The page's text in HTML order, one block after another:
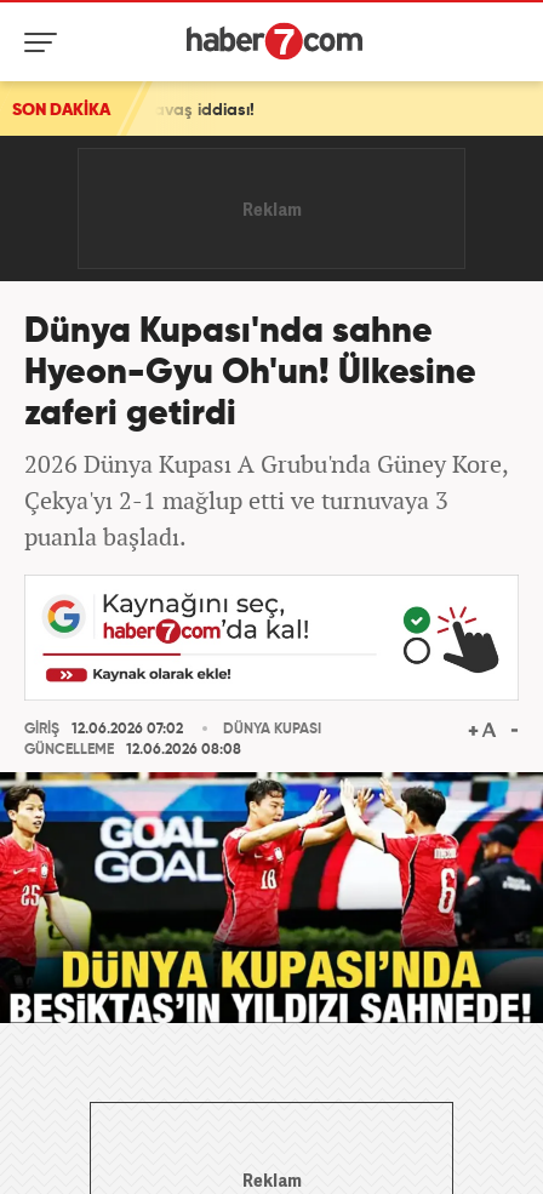
SON DAKİKA
iddiası!
Dünya Kupası'nda sahne
Hyeon-Gyu Oh'un! Ülkesine
zaferi getirdi
2026 Dünya Kupası A Grubu'nda Güney Kore,
Çekya'yı 2-1 mağlup etti ve turnuvaya 3
puanla başladı.
GİRİŞ
12.06.2026 07:02
GÜNCELLEME
12.06.2026 08:08
DÜNYA KUPASI